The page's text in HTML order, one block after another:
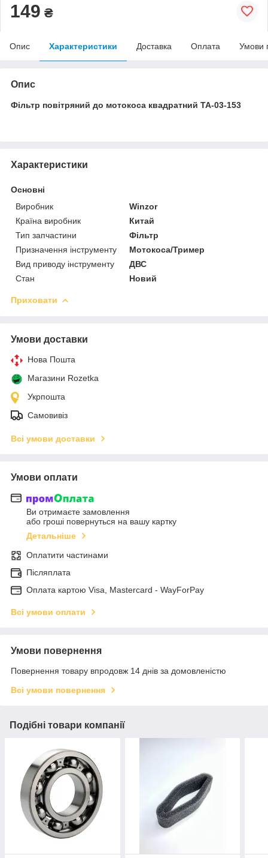
149 ₴
Опис Характеристики Доставка Оплата Умови
Опис
Фільтр повітряний до мотокоса квадратний TA-03-153
Характеристики
Основні
Виробник
Winzor
Країна виробник
Китай
Тип запчастини
Фільтр
Призначення інструменту
Мотокоса/Тример
Вид приводу інструменту
ДВС
Стан
Новий
Приховати
Умови доставки
Нова Пошта
Магазини Rozetka
Укрпошта
Самовивіз
Всі умови доставки
Умови оплати
Ви отримаєте замовлення
або гроші повернуться на вашу картку
Детальніше
Оплатити частинами
Післяплата
Оплата картою Visa, Mastercard - WayForPay
Всі умови оплати
Умови повернення
Повернення товару впродовж 14 днів за домовленістю
Всі умови повернення
Подібні товари компанії